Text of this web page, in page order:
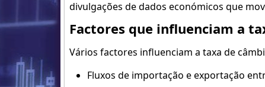
divulgações de dados económicos que
Factores que influenciam a
Vários factores influenciam a taxa de
Fluxos de importação e exportação